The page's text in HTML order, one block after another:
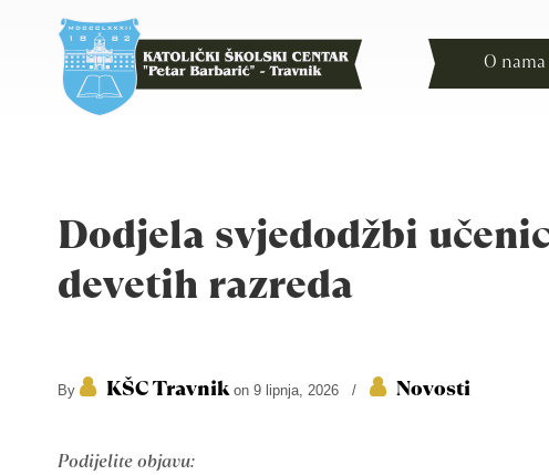
O nama
Dodjela svjedodžbi
devetih razreda
By KŠC Travnikon 9 lipnja, 2026 / Novosti
Podijelite objavu: